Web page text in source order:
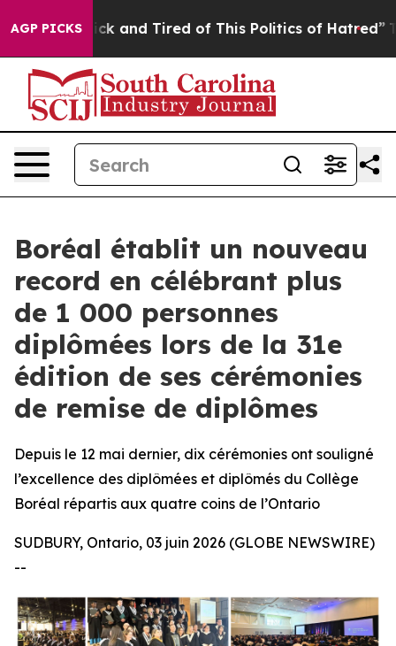
AGP PICKS
Sick and Tired of This Politics of Hatred” The
Boréal établit un nouveau
record en célébrant plus
de 1 000 personnes
diplômées lors de la 31e
édition de ses cérémonies
de remise de diplômes
Depuis le 12 mai dernier, dix cérémonies ont souligné
l’excellence des diplômées et diplômés du Collège
Boréal répartis aux quatre coins de l’Ontario
SUDBURY, Ontario, 03 juin 2026 (GLOBE NEWSWIRE)
--